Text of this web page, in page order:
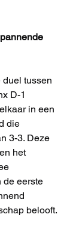
tussen
D-1
in een
die
3-3. Deze
het
de eerste
belooft.